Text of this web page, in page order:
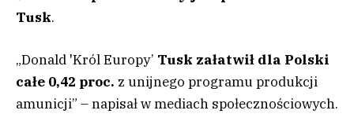
Tusk.
„Donald 'Król Europy’ Tusk załatwił dla Polski
całe 0,42 proc. z unijnego programu produkcji
amunicji” – napisał w mediach społecznościowych.